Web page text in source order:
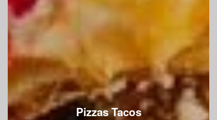
Pizzas Tacos